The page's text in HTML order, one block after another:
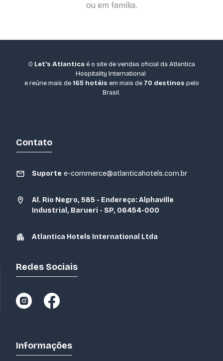
ou em família.
O Let's Atlantica é o site de vendas oficial da Atlantica
Hospitality International
e reúne mais de 165 hotéis em mais de 70 destinos pelo
Brasil.
Contato
Suporte e-commerce@atlanticahotels.com.br
Al. Rio Negro, 585 - Endereço: Alphaville
Industrial, Barueri - SP, 06454-000
Atlantica Hotels International Ltda
Redes Sociais
Informações